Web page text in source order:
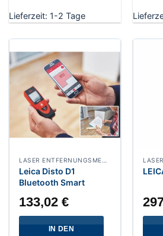
Lieferzeit: 1-2 Tage
Leica Disto D1
Bluetooth Smart
133,02€
IN DEN